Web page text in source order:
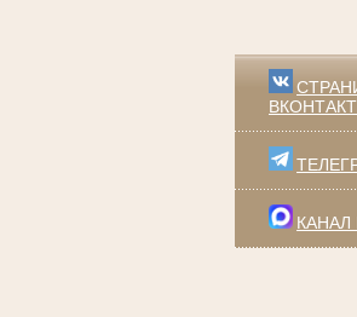
КАНАЛ